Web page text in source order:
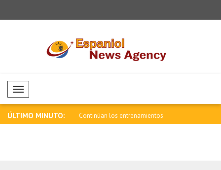
Mobil Menü
ÚLTIMO MINUTO:
con antecedentes Continúan los entrenamientos